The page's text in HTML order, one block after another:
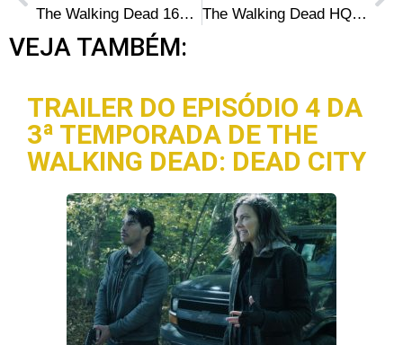
The Walking Dead 162: Arte da capa e data de lançamento The Walking Dead HQ: O que é o Santuário? E quem é Negan?
VEJA TAMBÉM:
TRAILER DO EPISÓDIO 4 DA
3ª TEMPORADA DE THE
WALKING DEAD: DEAD CITY